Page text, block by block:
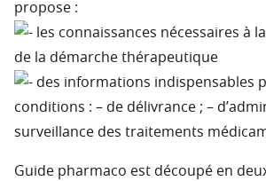
propose :
les connaissances nécessaires à
de la démarche thérapeutique
des informations indispensables
conditions : – de délivrance ; –
surveillance des traitements
Guide pharmaco est découpé en